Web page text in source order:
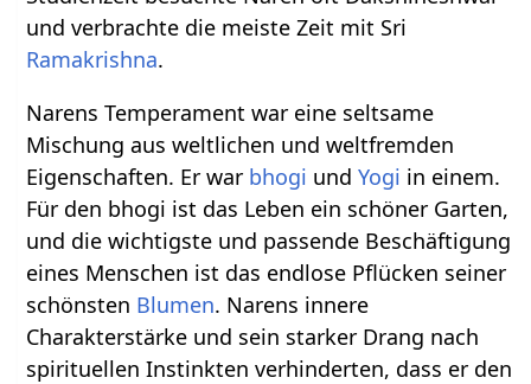
und verbrachte die meiste Zeit mit Sri
Ramakrishna.
Narens Temperament war eine seltsame
Mischung aus weltlichen und weltfremden
Eigenschaften. Er war bhogi undYogi in einem.
Für den bhogi ist das Leben ein schöner Garten,
und die wichtigste und passende Beschäftigung
eines Menschen ist das endlose Pflücken seiner
schönsten Blumen. Narens innere
Charakterstärke und sein starker Drang nach
spirituellen Instinkten verhinderten, dass er den